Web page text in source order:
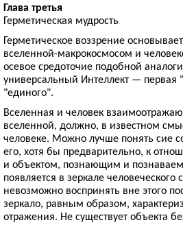
Глава третья
Герметическая мудрость
Герметическое воззрение
вселенной-макрокосмосом и
осевое средоточие подобной
универсальный Интеллект — первая
"единого".
Вселенная и человек
вселенной, должно, в известном
человеке. Можно лучше понять сие
его, хотя бы предварительно, к
и объектом, познающим и
появляется в зеркале
невозможно воспринять вне этого
зеркало, равным образом,
отражения. Не существует объекта